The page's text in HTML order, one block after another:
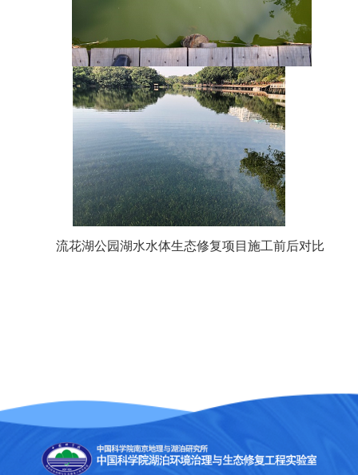
流花湖公园湖水水体生态修复项目施工前后对比